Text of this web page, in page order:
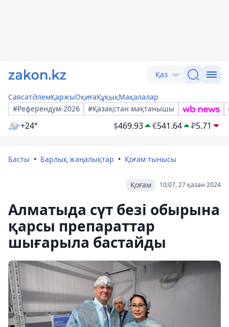
Қаз
СаясатӘлемҚаржыОқиғаҚұқықМақалалар
#Референдум-2026
#Қазақстан мақтанышы
+24° $469.93 €541.64 ₽5.71
Басты Барлық жаңалықтар Қоғам тынысы
10:07, 27 қазан 2024
Қоғам
Алматыда сүт безі обырына
қарсы препараттар
шығарыла бастайды